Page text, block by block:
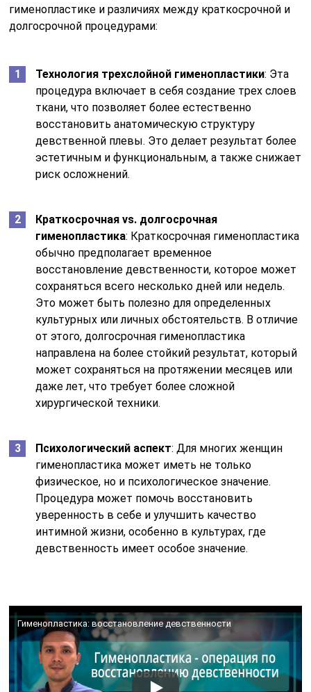
гименопластике и различиях между краткосрочной и
долгосрочной процедурами:
Технология трехслойной гименопластики: Эта
процедура включает в себя создание трех слоев
ткани, что позволяет более естественно
восстановить анатомическую структуру
девственной плевы. Это делает результат более
эстетичным и функциональным, а также снижает
риск осложнений.
Краткосрочная vs. долгосрочная
гименопластика: Краткосрочная гименопластика
обычно предполагает временное
восстановление девственности, которое может
сохраняться всего несколько дней или недель.
Это может быть полезно для определенных
культурных или личных обстоятельств. В отличие
от этого, долгосрочная гименопластика
направлена на более стойкий результат, который
может сохраняться на протяжении месяцев или
даже лет, что требует более сложной
хирургической техники.
Психологический аспект: Для многих женщин
гименопластика может иметь не только
физическое, но и психологическое значение.
Процедура может помочь восстановить
уверенность в себе и улучшить качество
интимной жизни, особенно в культурах, где
девственность имеет особое значение.
Гименопластика: восстановление девственности